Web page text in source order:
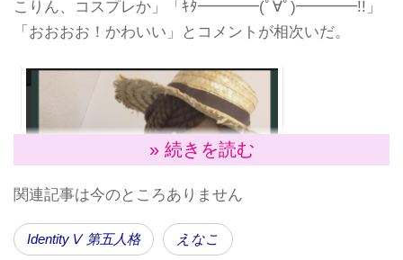
こりん、コスプレか」「​ｷﾀ━━━━(ﾟ∀ﾟ)━━━━!!」
「おおおお！かわいい」とコメントが相次いだ。
» 続きを読む
関連記事は今のところありません
IdentityⅤ 第五人格 えなこ